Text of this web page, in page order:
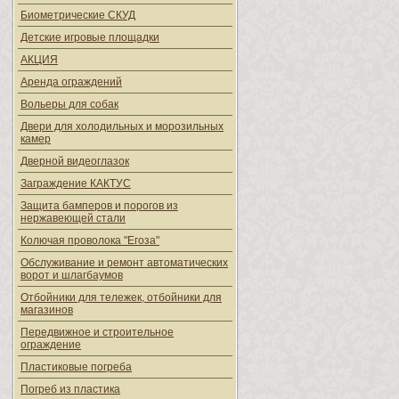
Биометрические СКУД
Детские игровые площадки
АКЦИЯ
Аренда ограждений
Вольеры для собак
Двери для холодильных и морозильных
камер
Дверной видеоглазок
Заграждение КАКТУС
Защита бамперов и порогов из
нержавеющей стали
Колючая проволока "Егоза"
Обслуживание и ремонт автоматических
ворот и шлагбаумов
Отбойники для тележек, отбойники для
магазинов
Передвижное и строительное
ограждение
Пластиковые погреба
Погреб из пластика